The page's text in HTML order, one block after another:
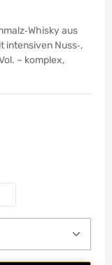
aus
intensiven Nuss‑,
– komplex,
Wert